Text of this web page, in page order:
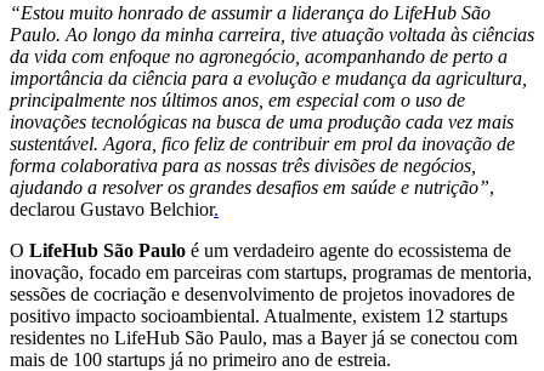
“Estou muito honrado de assumir a liderança do LifeHub São
Paulo. Ao longo da minha carreira, tive atuação voltada às ciências
da vida com enfoque no agronegócio, acompanhando de perto a
importância da ciência para a evolução e mudança da agricultura,
principalmente nos últimos anos, em especial com o uso de
inovações tecnológicas na busca de uma produção cada vez mais
sustentável. Agora, fico feliz de contribuir em prol da inovação de
forma colaborativa para as nossas três divisões de negócios,
ajudando a resolver os grandes desafios em saúde e nutrição”,
declarou Gustavo Belchior.
O LifeHub São Paulo é um verdadeiro agente do ecossistema de
inovação, focado em parceiras com startups, programas de mentoria,
sessões de cocriação e desenvolvimento de projetos inovadores de
positivo impacto socioambiental. Atualmente, existem 12 startups
residentes no LifeHub São Paulo, mas a Bayer já se conectou com
mais de 100 startups já no primeiro ano de estreia.